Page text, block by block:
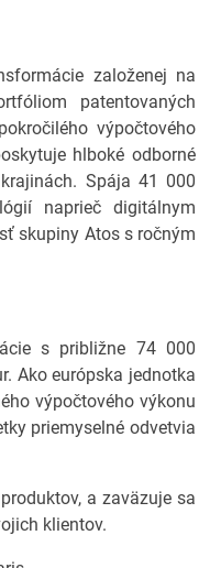
založenej na
patentovaných
výpočtového
hlboké odborné
Spája 41 000
naprieč digitálnym
skupiny Atos s ročným
s približne 74 000
Ako európska jednotka
výpočtového výkonu
priemyselné odvetvia
a zaväzuje sa
klientov.